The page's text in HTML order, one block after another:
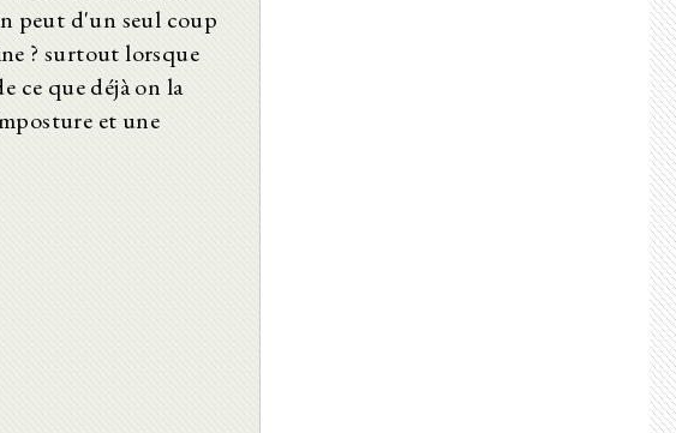
peut d'un seul coup
? surtout lorsque
ce que déjà on la
et une